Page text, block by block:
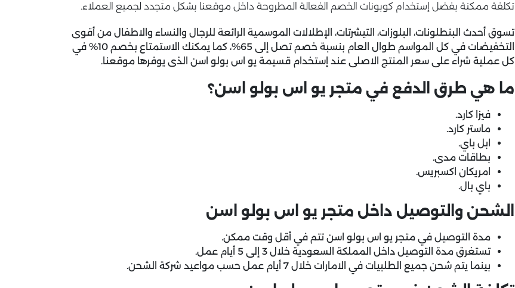
تكلفة ممكنة بفضل إستخدام كوبونات الخصم الفعالة المطروحة داخل موقعنا بشكل متجدد لجميع العملاء.
تسوق أحدث البنطلونات، البلوزات، التيشرتات، الإطلالات الموسمية الرائعة للرجال والنساء والاطفال من أقوى
التخفيضات في كل المواسم طوال العام بنسبة خصم تصل إلى 65%، كما يمكنك الاستمتاع بخصم 10% في
كل عملية شراء على سعر المنتج الاصلى عند إستخدام قسيمة يو اس بولو اسن الذى يوفرها موقعنا.
ما هي طرق الدفع في متجر يو اس بولو اسن؟
فيزا كارد.
ماستر كارد.
ابل باي.
بطاقات مدى.
امريكان اكسبريس.
باي بال.
الشحن والتوصيل داخل متجر يو اس بولو اسن
مدة التوصيل في متجر يو اس بولو اسن تتم في أقل وقت ممكن.
تستغرق مدة التوصيل داخل المملكة السعودية خلال 3 إلى 5 أيام عمل.
بينما يتم شحن جميع الطلبيات في الامارات خلال 7 أيام عمل حسب مواعيد شركة الشحن.